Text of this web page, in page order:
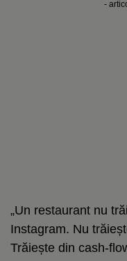
-
„Un restaurant nu
Instagram. Nu
Trăiește din cash-